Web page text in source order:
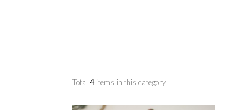
Total 4 items in this category